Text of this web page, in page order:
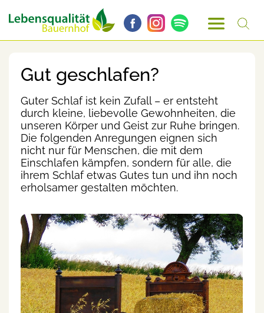
Gut geschlafen?
Guter Schlaf ist kein Zufall – er entsteht
durch kleine, liebevolle Gewohnheiten, die
unseren Körper und Geist zur Ruhe bringen.
Die folgenden Anregungen eignen sich
nicht nur für Menschen, die mit dem
Einschlafen kämpfen, sondern für alle, die
ihrem Schlaf etwas Gutes tun und ihn noch
erholsamer gestalten möchten.